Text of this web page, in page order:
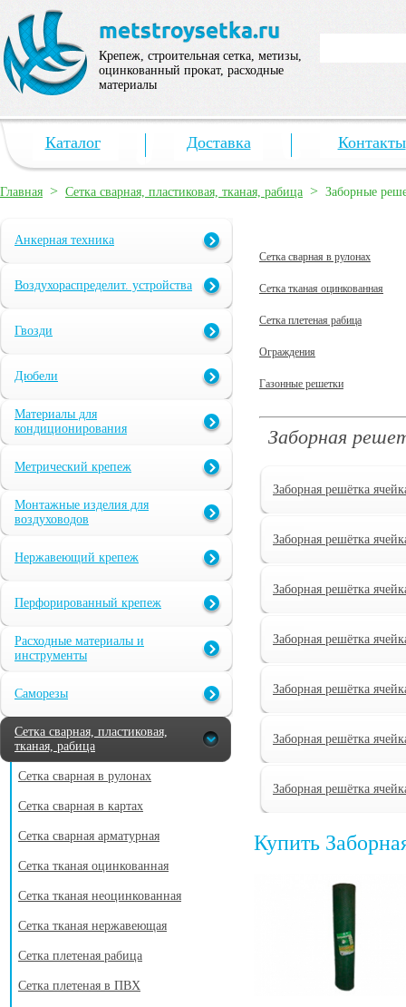
Крепеж, строительная сетка, метизы,
оцинкованный прокат, расходные
материалы
Каталог Доставка Контакты
Главная > Сетка сварная, пластиковая, тканая, рабица > Заборные
Анкерная техника
Воздухораспределит. устройства
Гвозди
Дюбели
Материалы для
кондиционирования
Метрический крепеж
Монтажные изделия для
воздуховодов
Нержавеющий крепеж
Перфорированный крепеж
Расходные материалы и
инструменты
Саморезы
Сетка сварная, пластиковая,
тканая, рабица
Сетка сварная в рулонах
Сетка сварная в картах
Сетка сварная арматурная
Сетка тканая оцинкованная
Сетка тканая неоцинкованная
Сетка тканая нержавеющая
Сетка плетеная рабица
Сетка плетеная в ПВХ
Сетка сварная в рулонах
Сетка тканая оцинкованная
Сетка плетеная рабица
Ограждения
Газонные решетки
Заборная
Заборная решётка
Заборная решётка
Заборная решётка
Заборная решётка
Заборная решётка
Заборная решётка
Заборная решётка
Купить